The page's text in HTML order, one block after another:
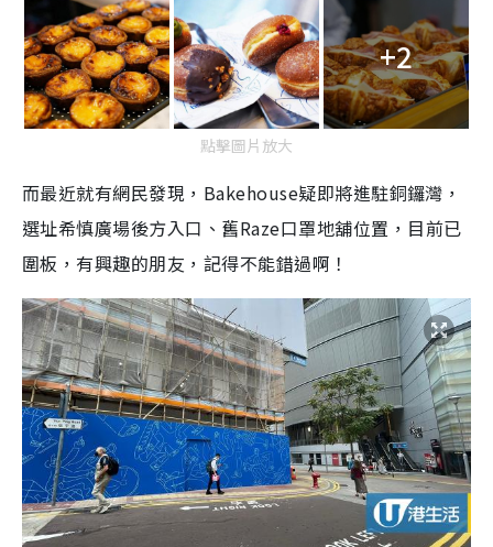
+2
點擊圖片放大
而最近就有網民發現，Bakehouse疑即將進駐銅鑼灣，
選址希慎廣場後方入口、舊Raze口罩地舖位置，目前已
圍板，有興趣的朋友，記得不能錯過啊！